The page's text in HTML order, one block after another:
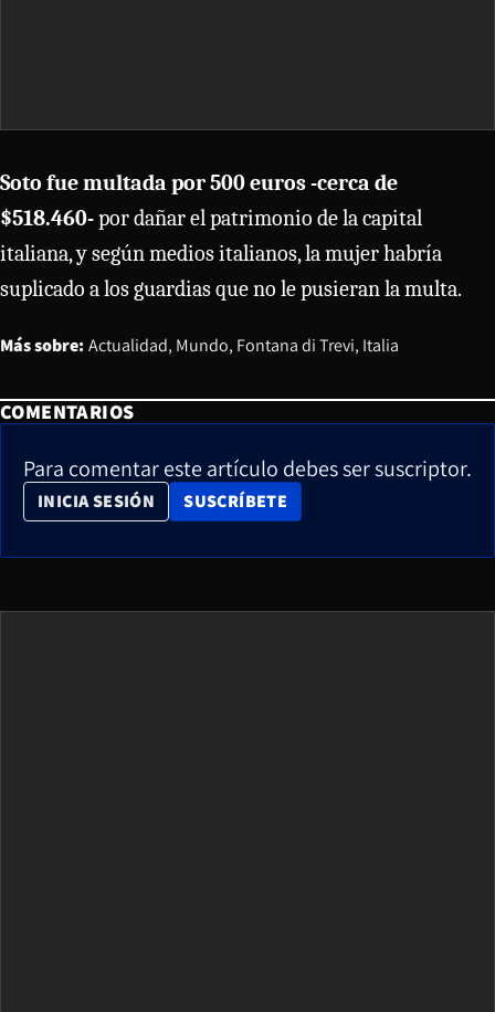
Soto fue multada por 500 euros -cerca de
$518.460-por dañar el patrimonio de la capital
italiana, y según medios italianos, la mujer habría
suplicado a los guardias que no le pusieran la multa.
Más sobre:Actualidad Mundo Fontana di Trevi Italia
COMENTARIOS
Para comentar este artículo debes ser suscriptor.
INICIA SESIÓN SUSCRÍBETE
OPENS IN NEW WINDOW